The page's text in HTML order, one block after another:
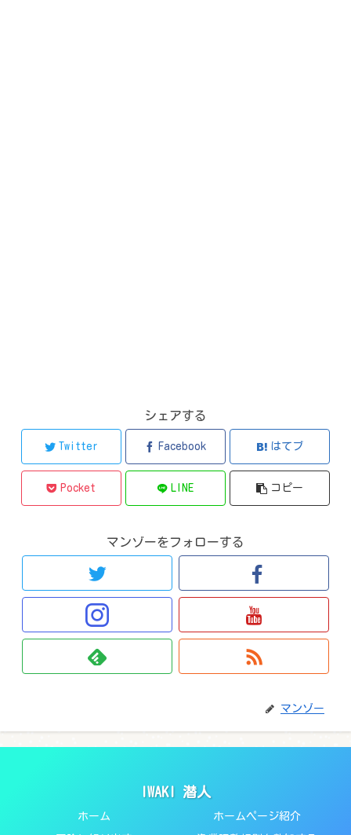
シェアする
Twitter Facebook はてブ
Pocket LINE コピー
マンゾーをフォローする
マンゾー
IWAKI 潜人
ホーム ホームページ紹介